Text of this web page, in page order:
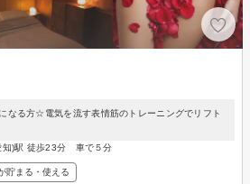
なる方☆電気を流す表情筋のトレーニングでリフト
知)駅 徒歩23分 車で５分
貯まる・使える